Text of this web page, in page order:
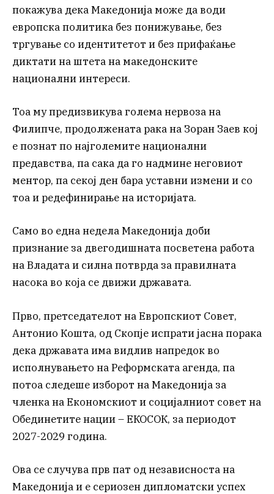
покажува дека Македонија може да води
европска политика без понижување, без
тргување со идентитетот и без прифаќање
диктати на штета на македонските
национални интереси.
Тоа му предизвикува голема нервоза на
Филипче, продолжената рака на Зоран Заев кој
е познат по најголемите национални
предавства, па сака да го надмине неговиот
ментор, па секој ден бара уставни измени и со
тоа и редефинирање на историјата.
Само во една недела Македонија доби
признание за двегодишната посветена работа
на Владата и силна потврда за правилната
насока во која се движи државата.
Прво, претседателот на Европскиот Совет,
Антонио Кошта, од Скопје испрати јасна порака
дека државата има видлив напредок во
исполнувањето на Реформската агенда, па
потоа следеше изборот на Македонија за
членка на Економскиот и социјалниот совет на
Обединетите нации – ЕКОСОК, за периодот
2027-2029 година.
Ова се случува прв пат од независноста на
Македонија и е сериозен дипломатски успех